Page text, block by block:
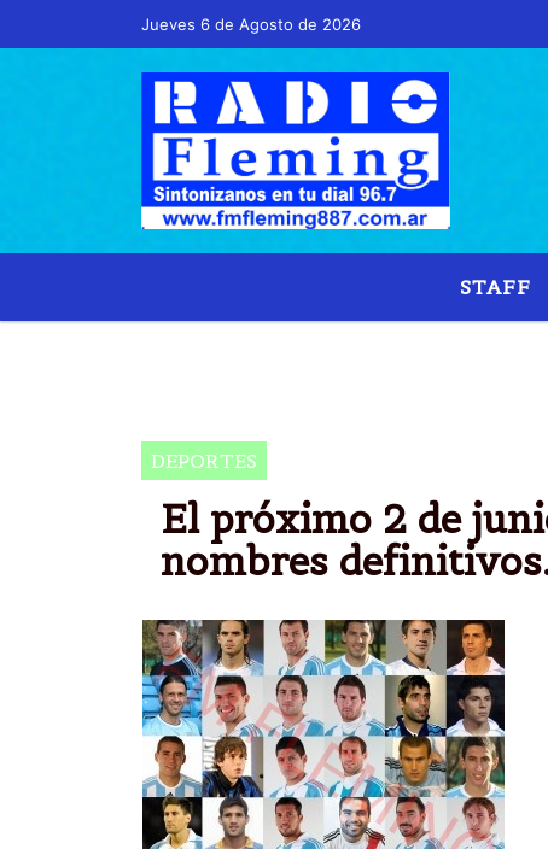
Jueves 6 de Agosto de 2026
Hoy es Jueves 6 de Agosto de 2026 y son
STAFF
DEPORTES
El próximo 2 de
nombres